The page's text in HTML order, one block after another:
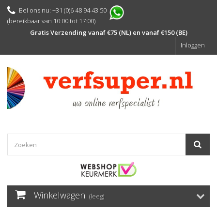
Bel ons nu: +31 (0)6 48 94 43 50
(bereikbaar van 10:00 tot 17:00)
Gratis Verzending vanaf €75 (NL) en vanaf €150 (BE)
Inloggen
Winkelwagen (leeg)